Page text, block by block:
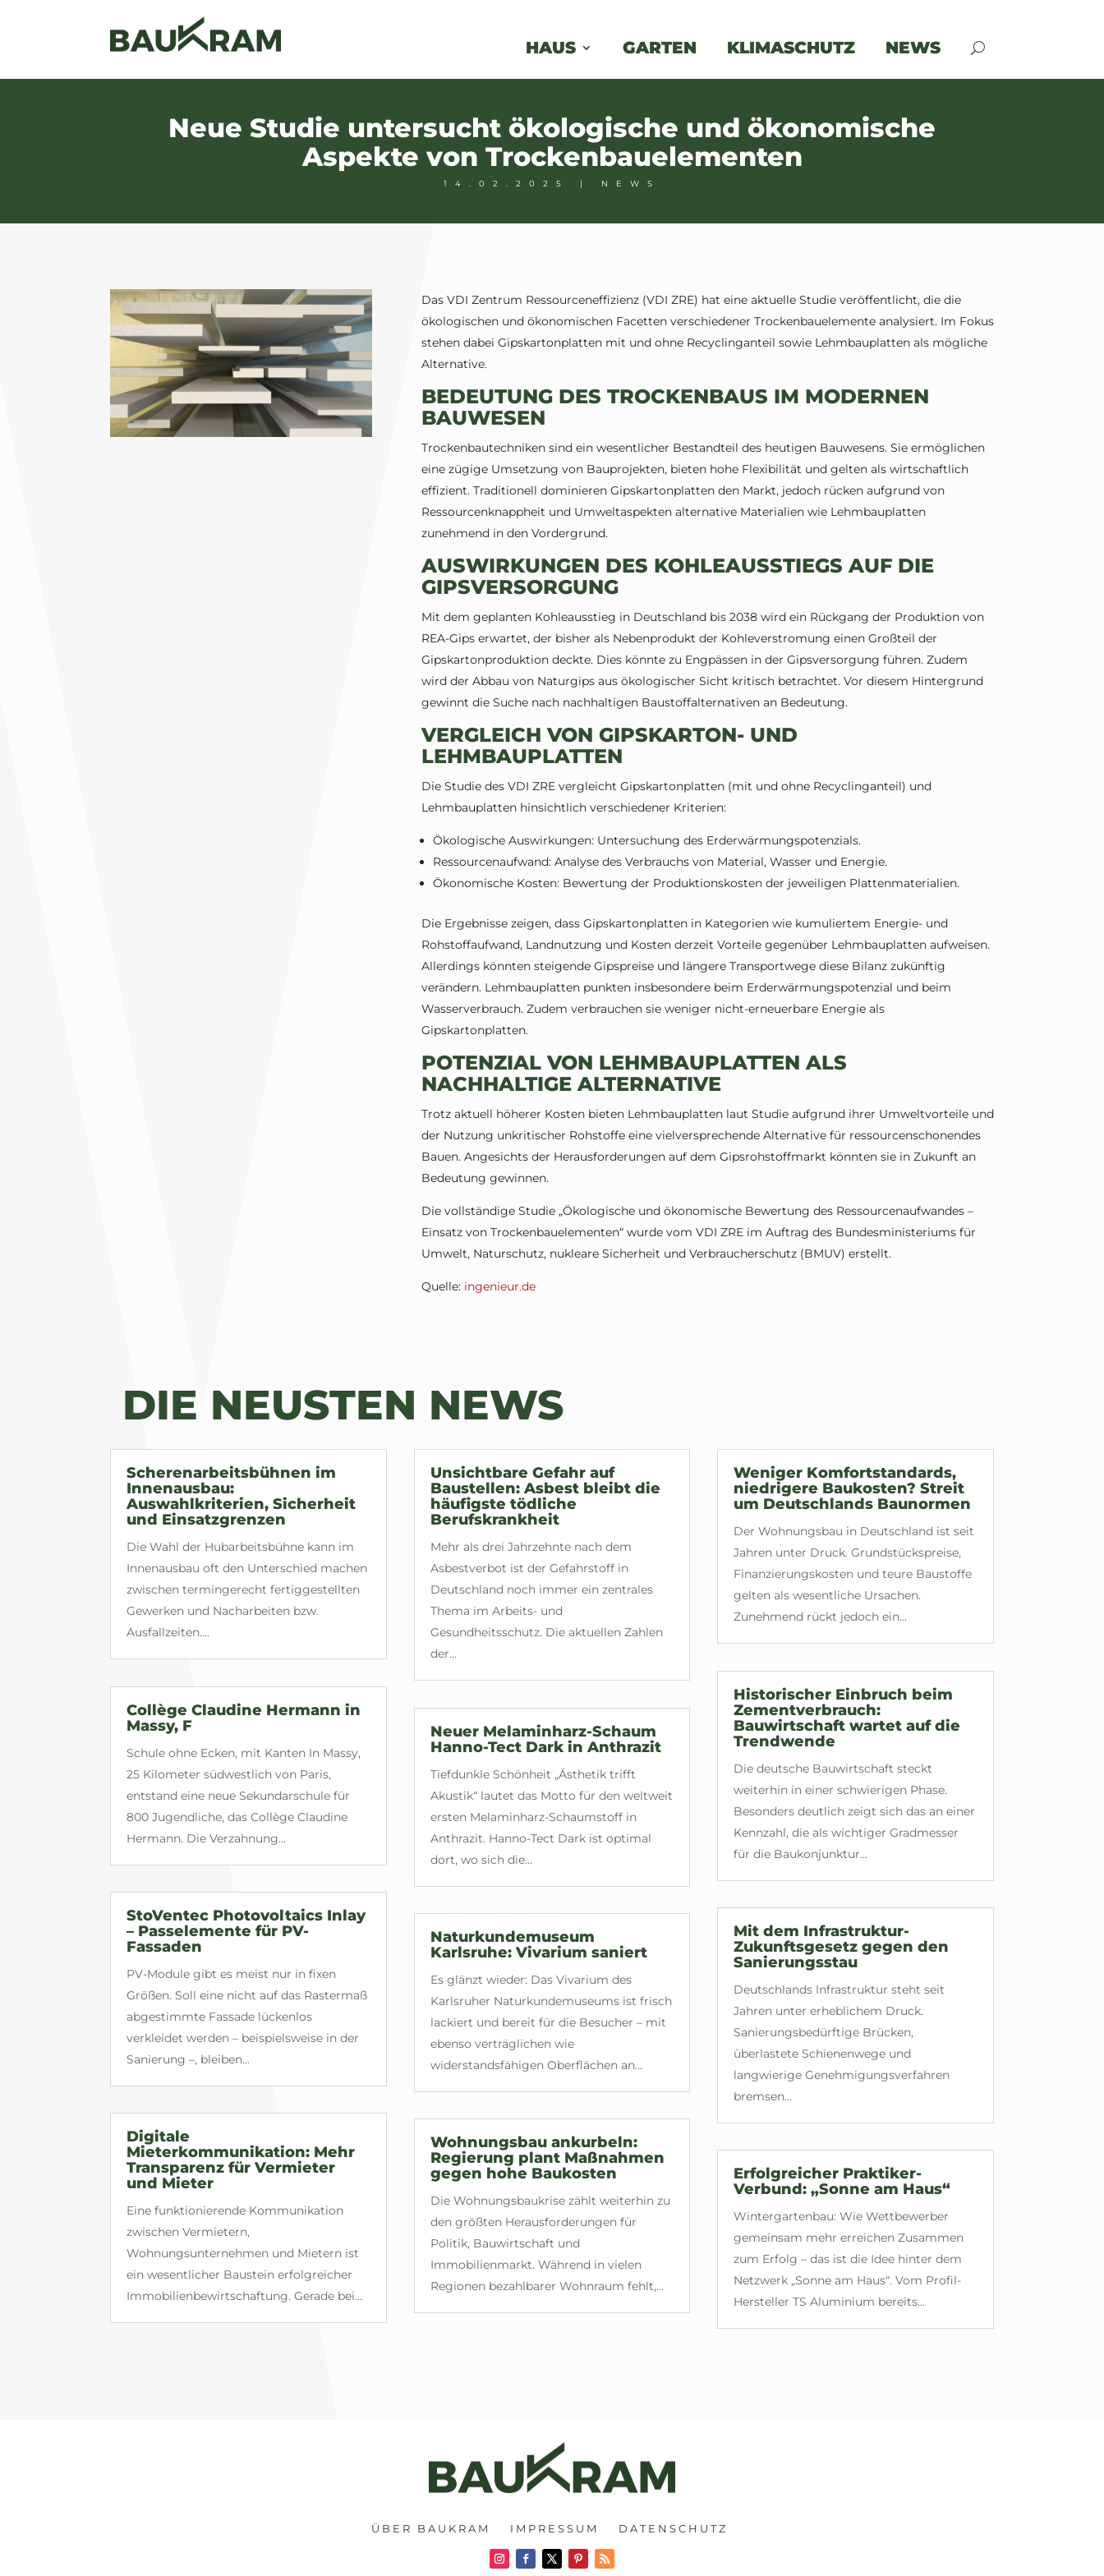
HAUS GARTEN KLIMASCHUTZ NEWS
Neue Studie untersucht ökologische und ökonomische
Aspekte von Trockenbauelementen
14.02.2025 | NEWS
Das VDI Zentrum Ressourceneffizienz (VDI ZRE) hat eine aktuelle Studie veröffentlicht, die die
ökologischen und ökonomischen Facetten verschiedener Trockenbauelemente analysiert. Im Fokus
stehen dabei Gipskartonplatten mit und ohne Recyclinganteil sowie Lehmbauplatten als mögliche
Alternative.
BEDEUTUNG DES TROCKENBAUS IM MODERNEN
BAUWESEN
Trockenbautechniken sind ein wesentlicher Bestandteil des heutigen Bauwesens. Sie ermöglichen
eine zügige Umsetzung von Bauprojekten, bieten hohe Flexibilität und gelten als wirtschaftlich
effizient. Traditionell dominieren Gipskartonplatten den Markt, jedoch rücken aufgrund von
Ressourcenknappheit und Umweltaspekten alternative Materialien wie Lehmbauplatten
zunehmend in den Vordergrund.
AUSWIRKUNGEN DES KOHLEAUSSTIEGS AUF DIE
GIPSVERSORGUNG
Mit dem geplanten Kohleausstieg in Deutschland bis 2038 wird ein Rückgang der Produktion von
REA-Gips erwartet, der bisher als Nebenprodukt der Kohleverstromung einen Großteil der
Gipskartonproduktion deckte. Dies könnte zu Engpässen in der Gipsversorgung führen. Zudem
wird der Abbau von Naturgips aus ökologischer Sicht kritisch betrachtet. Vor diesem Hintergrund
gewinnt die Suche nach nachhaltigen Baustoffalternativen an Bedeutung.
VERGLEICH VON GIPSKARTON- UND
LEHMBAUPLATTEN
Die Studie des VDI ZRE vergleicht Gipskartonplatten (mit und ohne Recyclinganteil) und
Lehmbauplatten hinsichtlich verschiedener Kriterien:
Ökologische Auswirkungen: Untersuchung des Erderwärmungspotenzials.
Ressourcenaufwand: Analyse des Verbrauchs von Material, Wasser und Energie.
Ökonomische Kosten: Bewertung der Produktionskosten der jeweiligen Plattenmaterialien.
Die Ergebnisse zeigen, dass Gipskartonplatten in Kategorien wie kumuliertem Energie- und
Rohstoffaufwand, Landnutzung und Kosten derzeit Vorteile gegenüber Lehmbauplatten aufweisen.
Allerdings könnten steigende Gipspreise und längere Transportwege diese Bilanz zukünftig
verändern. Lehmbauplatten punkten insbesondere beim Erderwärmungspotenzial und beim
Wasserverbrauch. Zudem verbrauchen sie weniger nicht-erneuerbare Energie als
Gipskartonplatten.
POTENZIAL VON LEHMBAUPLATTEN ALS
NACHHALTIGE ALTERNATIVE
Trotz aktuell höherer Kosten bieten Lehmbauplatten laut Studie aufgrund ihrer Umweltvorteile und
der Nutzung unkritischer Rohstoffe eine vielversprechende Alternative für ressourcenschonendes
Bauen. Angesichts der Herausforderungen auf dem Gipsrohstoffmarkt könnten sie in Zukunft an
Bedeutung gewinnen.
Die vollständige Studie „Ökologische und ökonomische Bewertung des Ressourcenaufwandes –
Einsatz von Trockenbauelementen“ wurde vom VDI ZRE im Auftrag des Bundesministeriums für
Umwelt, Naturschutz, nukleare Sicherheit und Verbraucherschutz (BMUV) erstellt.
Quelle: ingenieur.de
DIE NEUSTEN NEWS
Scherenarbeitsbühnen im
Innenausbau:
Auswahlkriterien, Sicherheit
und Einsatzgrenzen
Die Wahl der Hubarbeitsbühne kann im
Innenausbau oft den Unterschied machen
zwischen termingerecht fertiggestellten
Gewerken und Nacharbeiten bzw.
Ausfallzeiten....
Collège Claudine Hermann in
Massy, F
Schule ohne Ecken, mit Kanten In Massy,
25 Kilometer südwestlich von Paris,
entstand eine neue Sekundarschule für
800 Jugendliche, das Collège Claudine
Hermann. Die Verzahnung...
StoVentec Photovoltaics Inlay
– Passelemente für PV-
Fassaden
PV-Module gibt es meist nur in fixen
Größen. Soll eine nicht auf das Rastermaß
abgestimmte Fassade lückenlos
verkleidet werden – beispielsweise in der
Sanierung –, bleiben...
Digitale
Mieterkommunikation: Mehr
Transparenz für Vermieter
und Mieter
Eine funktionierende Kommunikation
zwischen Vermietern,
Wohnungsunternehmen und Mietern ist
ein wesentlicher Baustein erfolgreicher
Immobilienbewirtschaftung. Gerade bei...
Unsichtbare Gefahr auf
Baustellen: Asbest bleibt die
häufigste tödliche
Berufskrankheit
Mehr als drei Jahrzehnte nach dem
Asbestverbot ist der Gefahrstoff in
Deutschland noch immer ein zentrales
Thema im Arbeits- und
Gesundheitsschutz. Die aktuellen Zahlen
der...
Neuer Melaminharz-Schaum
Hanno-Tect Dark in Anthrazit
Tiefdunkle Schönheit „Ästhetik trifft
Akustik“ lautet das Motto für den weltweit
ersten Melaminharz-Schaumstoff in
Anthrazit. Hanno-Tect Dark ist optimal
dort, wo sich die...
Naturkundemuseum
Karlsruhe: Vivarium saniert
Es glänzt wieder: Das Vivarium des
Karlsruher Naturkundemuseums ist frisch
lackiert und bereit für die Besucher – mit
ebenso verträglichen wie
widerstandsfähigen Oberflächen an...
Wohnungsbau ankurbeln:
Regierung plant Maßnahmen
gegen hohe Baukosten
Die Wohnungsbaukrise zählt weiterhin zu
den größten Herausforderungen für
Politik, Bauwirtschaft und
Immobilienmarkt. Während in vielen
Regionen bezahlbarer Wohnraum fehlt,...
Weniger Komfortstandards,
niedrigere Baukosten? Streit
um Deutschlands Baunormen
Der Wohnungsbau in Deutschland ist seit
Jahren unter Druck. Grundstückspreise,
Finanzierungskosten und teure Baustoffe
gelten als wesentliche Ursachen.
Zunehmend rückt jedoch ein...
Historischer Einbruch beim
Zementverbrauch:
Bauwirtschaft wartet auf die
Trendwende
Die deutsche Bauwirtschaft steckt
weiterhin in einer schwierigen Phase.
Besonders deutlich zeigt sich das an einer
Kennzahl, die als wichtiger Gradmesser
für die Baukonjunktur...
Mit dem Infrastruktur-
Zukunftsgesetz gegen den
Sanierungsstau
Deutschlands Infrastruktur steht seit
Jahren unter erheblichem Druck.
Sanierungsbedürftige Brücken,
überlastete Schienenwege und
langwierige Genehmigungsverfahren
bremsen...
Erfolgreicher Praktiker-
Verbund: „Sonne am Haus“
Wintergartenbau: Wie Wettbewerber
gemeinsam mehr erreichen Zusammen
zum Erfolg – das ist die Idee hinter dem
Netzwerk „Sonne am Haus“. Vom Profil-
Hersteller TS Aluminium bereits...
ÜBER BAUKRAM IMPRESSUM DATENSCHUTZ